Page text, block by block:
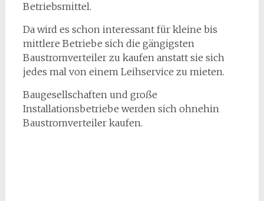
Betriebsmittel.
Da wird es schon interessant für kleine bis
mittlere Betriebe sich die gängigsten
Baustromverteiler zu kaufen anstatt sie sich
jedes mal von einem Leihservice zu mieten.
Baugesellschaften und große
Installationsbetriebe werden sich ohnehin
Baustromverteiler kaufen.